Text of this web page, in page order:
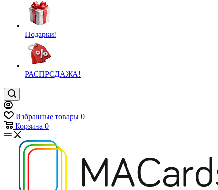
Подарки!
РАСПРОДАЖА!
Избранные товары 0
Корзина 0